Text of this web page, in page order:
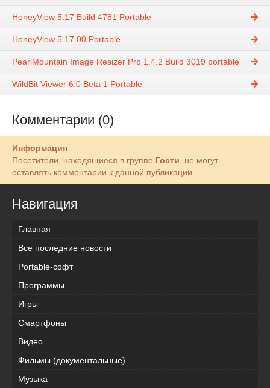
HoneyView 5.17 Build 4781 Portable
HoneyView 5.17.00 Portable
PearlMountain Image Resizer Pro 1.4.2 Build 3019 portable
WildBit Viewer 6.0 Beta 1 Portable
Комментарии (0)
Информация
Посетители, находящиеся в группе Гости , не могут
оставлять комментарии к данной публикации.
Навигация
Главная
Все последние новости
Portable-софт
Программы
Игры
Смартфоны
Видео
Фильмы (документальные)
Музыка